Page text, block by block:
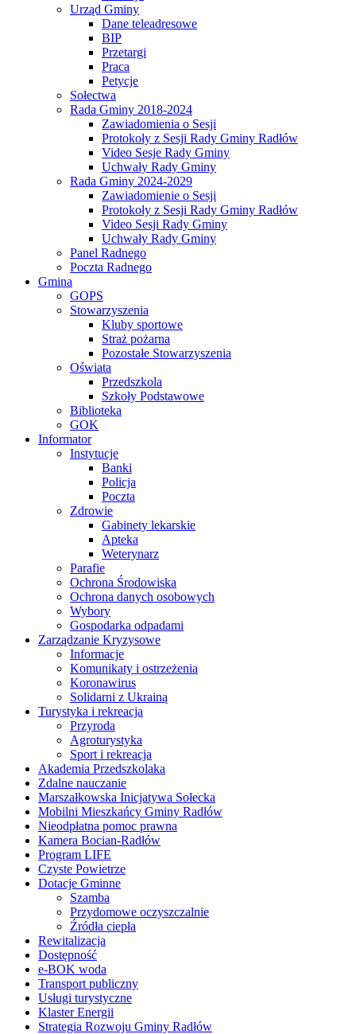
Urząd Gminy
Dane teleadresowe
BIP
Przetargi
Praca
Petycje
Sołectwa
Rada Gminy 2018-2024
Zawiadomienia o Sesji
Protokoły z Sesji Rady Gminy Radłów
Video Sesje Rady Gminy
Uchwały Rady Gminy
Rada Gminy 2024-2029
Zawiadomienie o Sesji
Protokoły z Sesji Rady Gminy Radłów
Video Sesji Rady Gminy
Uchwały Rady Gminy
Panel Radnego
Poczta Radnego
Gmina
GOPS
Stowarzyszenia
Kluby sportowe
Straż pożarna
Pozostałe Stowarzyszenia
Oświata
Przedszkola
Szkoły Podstawowe
Biblioteka
GOK
Informator
Instytucje
Banki
Policja
Poczta
Zdrowie
Gabinety lekarskie
Apteka
Weterynarz
Parafie
Ochrona Środowiska
Ochrona danych osobowych
Wybory
Gospodarka odpadami
Zarządzanie Kryzysowe
Informacje
Komunikaty i ostrzeżenia
Koronawirus
Solidarni z Ukrainą
Turystyka i rekreacja
Przyroda
Agroturystyka
Sport i rekreacja
Akademia Przedszkolaka
Zdalne nauczanie
Marszałkowska Inicjatywa Sołecka
Mobilni Mieszkańcy Gminy Radłów
Nieodpłatna pomoc prawna
Kamera Bocian-Radłów
Program LIFE
Czyste Powietrze
Dotacje Gminne
Szamba
Przydomowe oczyszczalnie
Źródła ciepła
Rewitalizacja
Dostępność
e-BOK woda
Transport publiczny
Usługi turystyczne
Klaster Energii
Strategia Rozwoju Gminy Radłów